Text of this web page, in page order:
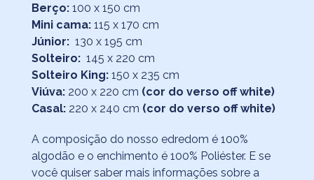
Berço:100 x 150 cm
Mini cama:115 x 170 cm
Júnior: 130 x 195 cm
Solteiro:145 x 220 cm
Solteiro King: 150 x 235 cm
Viúva:200 x 220 cm (cor do verso off white)
Casal:220 x 240 cm (cor do verso off white)
A composição do nosso edredom é 100%
algodão e o enchimento é 100% Poliéster. E se
você quiser saber mais informações sobre a